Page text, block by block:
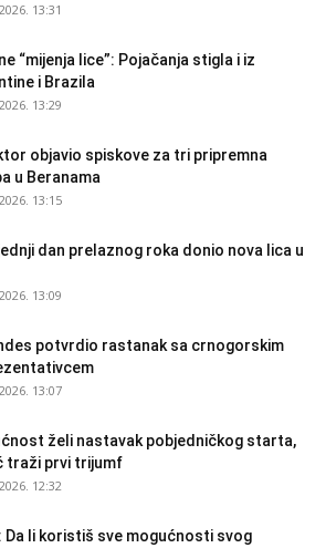
13:31
“mijenja lice”: Pojačanja stigla i iz
i Brazila
13:29
objavio spiskove za tri pripremna
u Beranama
13:15
dan prelaznog roka donio nova lica u
13:09
potvrdio rastanak sa crnogorskim
13:07
želi nastavak pobjedničkog starta,
traži prvi trijumf
12:32
Da li koristiš sve mogućnosti svog